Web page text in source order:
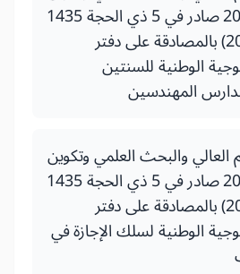
الأطر رقم 208714 صادر في 5 ذي الحجة 1435
(30 سبتمبر 2014) بالمصادقة على دفتر
الوطنية للسنتين
المهندسين
العالي والبحث العلمي وتكوين
الأطر رقم 208414 صادر في 5 ذي الحجة 1435
(30 سبتمبر 2014) بالمصادقة على دفتر
الوطنية لسلك الإجازة في